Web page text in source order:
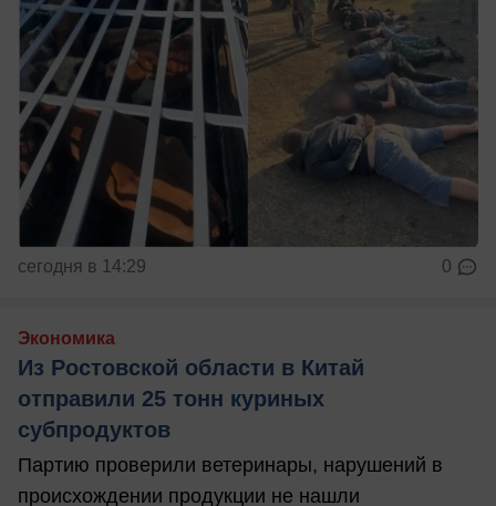
сегодня в 14:29 0
Экономика
Из Ростовской области в Китай
отправили 25 тонн куриных
субпродуктов
Партию проверили ветеринары, нарушений в
происхождении продукции не нашли